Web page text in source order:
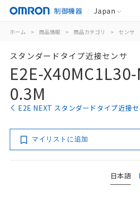
制御機器 Japan
ホーム > 商品情報 > 商品カテゴリ > センサ
スタンダードタイプ近接センサ
E2E-
0.3M
E2E NEXT スタンダードタイプ近接
マイリストに追加
日本語